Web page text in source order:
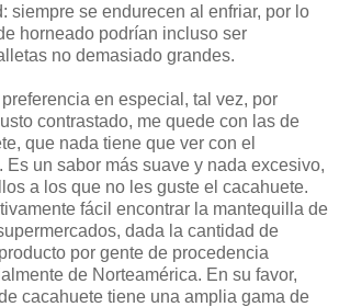
siempre se endurecen al enfriar, por lo
horneado podrían incluso ser
no demasiado grandes.
en especial, tal vez, por
contrastado, me quede con las de
que nada tiene que ver con el
Es un sabor más suave y nada excesivo,
a los que no les guste el cacahuete.
fácil encontrar la mantequilla de
dada la cantidad de
por gente de procedencia
de Norteamérica. En su favor,
cacahuete tiene una amplia gama de